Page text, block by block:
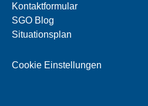
Kontaktformular
SGO Blog
Situationsplan
Cookie Einstellungen